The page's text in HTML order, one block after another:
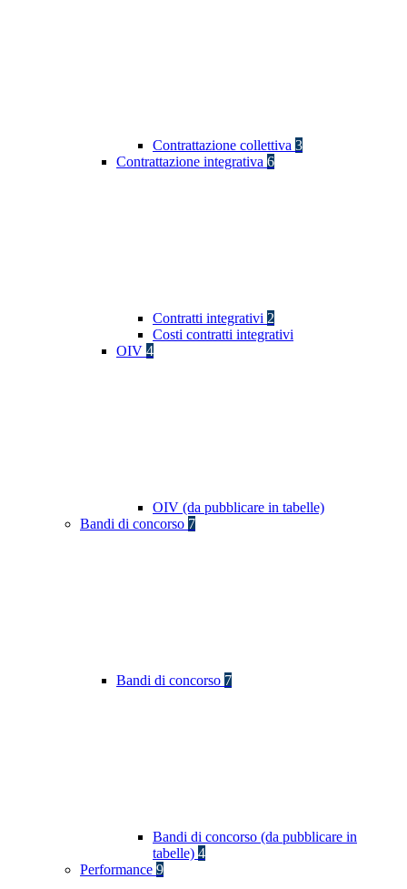
Contrattazione collettiva 3
Contrattazione integrativa 6
Contratti integrativi 2
Costi contratti integrativi
OIV 4
OIV (da pubblicare in tabelle)
Bandi di concorso 7
Bandi di concorso 7
Bandi di concorso (da pubblicare in
tabelle) 4
Performance 9